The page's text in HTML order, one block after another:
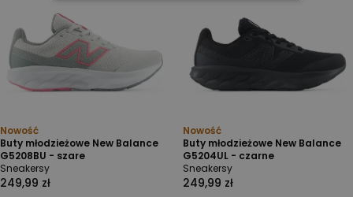
Nowość
Buty młodzieżowe New Balance
G5208BU - szare
Sneakersy
249,99 zł
Nowość
Buty młodzieżowe New Balance
G5204UL - czarne
Sneakersy
249,99 zł